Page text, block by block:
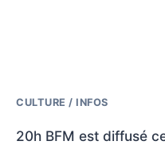
CULTURE / INFOS
20h BFM est diffusé